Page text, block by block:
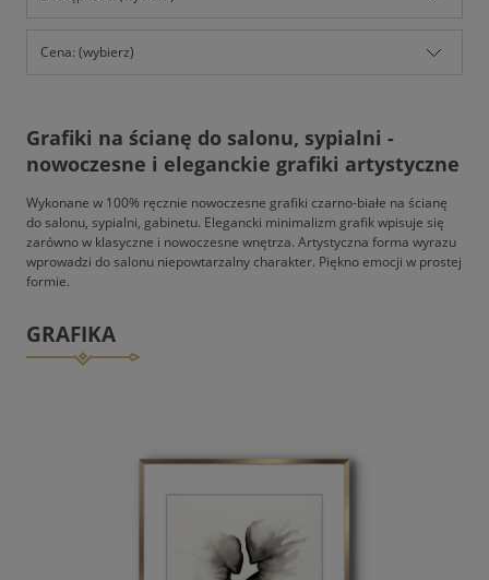
Cena: (wybierz)
Grafiki na ścianę do salonu, sypialni -
nowoczesne i eleganckie grafiki artystyczne
Wykonane w 100% ręcznie nowoczesne grafiki czarno-białe na ścianę
do salonu, sypialni, gabinetu. Elegancki minimalizm grafik wpisuje się
zarówno w klasyczne i nowoczesne wnętrza. Artystyczna forma wyrazu
wprowadzi do salonu niepowtarzalny charakter. Piękno emocji w prostej
formie.
GRAFIKA